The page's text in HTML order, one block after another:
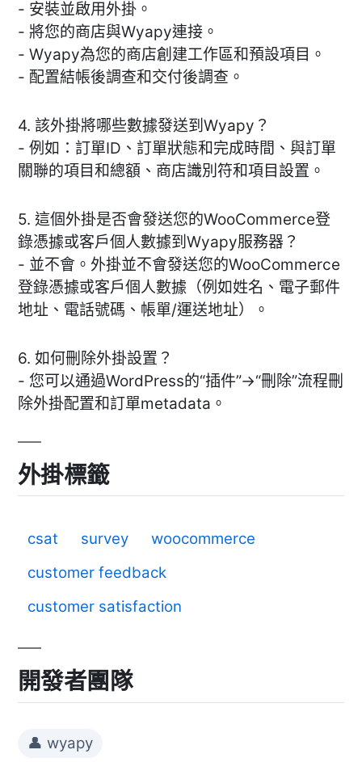
- 安裝並啟用外掛。
- 將您的商店與Wyapy連接。
- Wyapy為您的商店創建工作區和預設項目。
- 配置結帳後調查和交付後調查。
4. 該外掛將哪些數據發送到Wyapy？
- 例如：訂單ID、訂單狀態和完成時間、與訂單
關聯的項目和總額、商店識別符和項目設置。
5. 這個外掛是否會發送您的WooCommerce登
錄憑據或客戶個人數據到Wyapy服務器？
- 並不會。外掛並不會發送您的WooCommerce
登錄憑據或客戶個人數據（例如姓名、電子郵件
地址、電話號碼、帳單/運送地址）。
6. 如何刪除外掛設置？
- 您可以通過WordPress的“插件”→“刪除”流程刪
除外掛配置和訂單metadata。
外掛標籤
csat survey
woocommerce
customer feedback
customer satisfaction
開發者團隊
👤 wyapy